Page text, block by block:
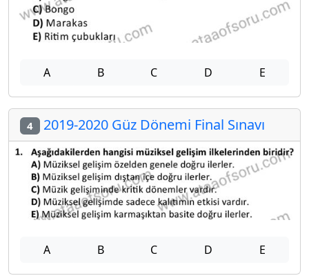
A B C D E
4 2019-2020 Güz Dönemi Final Sınavı
A B C D E